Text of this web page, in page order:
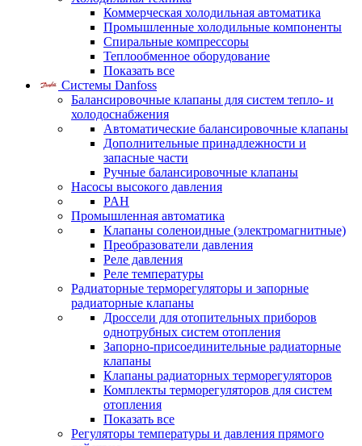
Коммерческая холодильная автоматика
Промышленные холодильные компоненты
Спиральные компрессоры
Теплообменное оборудование
Показать все
Системы Danfoss
Балансировочные клапаны для систем тепло- и
холодоснабжения
Автоматические балансировочные клапаны
Дополнительные принадлежности и
запасные части
Ручные балансировочные клапаны
Насосы высокого давления
PAH
Промышленная автоматика
Клапаны соленоидные (электромагнитные)
Преобразователи давления
Реле давления
Реле температуры
Радиаторные терморегуляторы и запорные
радиаторные клапаны
Дроссели для отопительных приборов
однотрубных систем отопления
Запорно-присоединительные радиаторные
клапаны
Клапаны радиаторных терморегуляторов
Комплекты терморегуляторов для систем
отопления
Показать все
Регуляторы температуры и давления прямого